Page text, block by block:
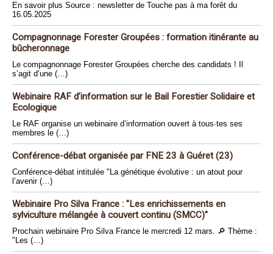
En savoir plus Source : newsletter de Touche pas à ma forêt du
16.05.2025
Compagnonnage Forester Groupées : formation itinérante au
bûcheronnage
Le compagnonnage Forester Groupées cherche des candidats ! Il
s’agit d’une (…)
Webinaire RAF d’information sur le Bail Forestier Solidaire et
Ecologique
Le RAF organise un webinaire d’information ouvert à tous·tes ses
membres le (…)
Conférence-débat organisée par FNE 23 à Guéret (23)
Conférence-débat intitulée "La génétique évolutive : un atout pour
l’avenir (…)
Webinaire Pro Silva France : "Les enrichissements en
sylviculture mélangée à couvert continu (SMCC)"
Prochain webinaire Pro Silva France le mercredi 12 mars. 🔎 Thème :
"Les (…)